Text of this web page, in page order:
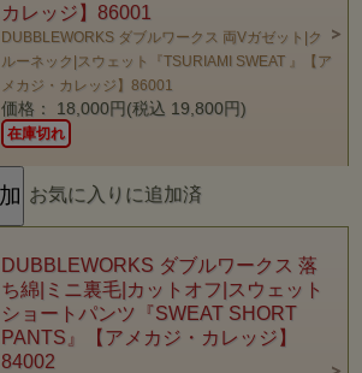
カレッジ】86001
DUBBLEWORKS ダブルワークス 両Vガゼット|ク
ルーネック|スウェット『TSURIAMI SWEAT 』【ア
メカジ・カレッジ】86001
価格： 18,000円(税込 19,800円)
在庫切れ
お気に入りに追加済
DUBBLEWORKS ダブルワークス 落
ち綿|ミニ裏毛|カットオフ|スウェット
ショートパンツ『SWEAT SHORT
PANTS』【アメカジ・カレッジ】
84002